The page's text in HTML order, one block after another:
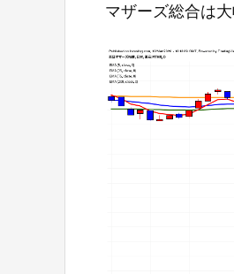
マザーズ総合は大